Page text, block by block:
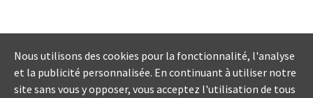
Nous utilisons des cookies pour la fonctionnalité, l'analyse
et la publicité personnalisée. En continuant à utiliser notre
site sans vous y opposer, vous acceptez l'utilisation de tous